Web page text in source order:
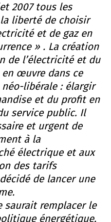
2007 tous les
liberté de choisir
et de gaz en
» . La création
de l’électricité et du
en œuvre dans ce
libérale : élargir
et du profit en
service public. Il
et urgent de
à la
électrique et aux
des tarifs
de lancer une
saurait remplacer le
énergétique,